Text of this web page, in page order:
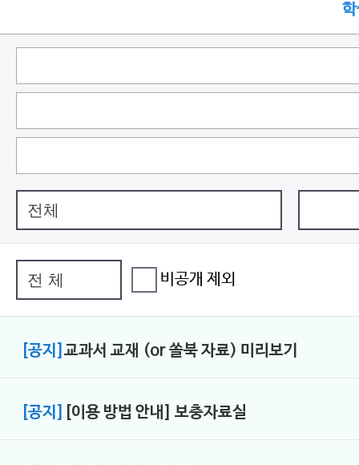
비공개 제외
[공지] 교과서 교재 (or 쏠북 자료) 미리보기
[공지] [이용 방법 안내] 보충자료실